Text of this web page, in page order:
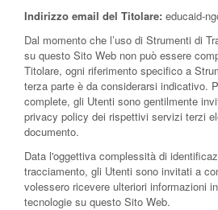
Indirizzo email del Titolare: educaid-
Dal momento che l’uso di Strumenti di
su questo Sito Web non può essere
Titolare, ogni riferimento specifico a
terza parte è da considerarsi indicativo.
complete, gli Utenti sono gentilmente
privacy policy dei rispettivi servizi terzi
documento.
Data l'oggettiva complessità di
tracciamento, gli Utenti sono invitati a
volessero ricevere ulteriori informazioni
tecnologie su questo Sito Web.